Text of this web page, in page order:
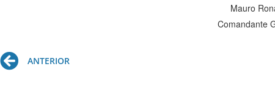
Mauro
Comandante
Prev
ANTERIOR